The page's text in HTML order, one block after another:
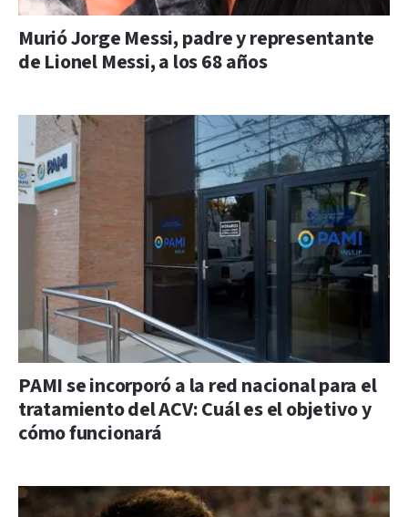
Murió Jorge Messi, padre y representante
de Lionel Messi, a los 68 años
PAMI se incorporó a la red nacional para el
tratamiento del ACV: Cuál es el objetivo y
cómo funcionará